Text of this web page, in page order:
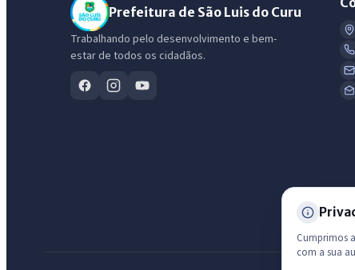
Prefeitura de São Luis do Curu
Trabalhando pelo desenvolvimento e bem-
estar de todos os cidadãos.
Cumprimos
com a sua